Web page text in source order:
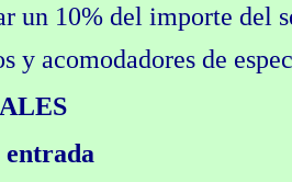
un 10% del importe del
y acomodadores de
entrada